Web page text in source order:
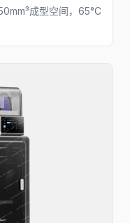
成型空间，65°C